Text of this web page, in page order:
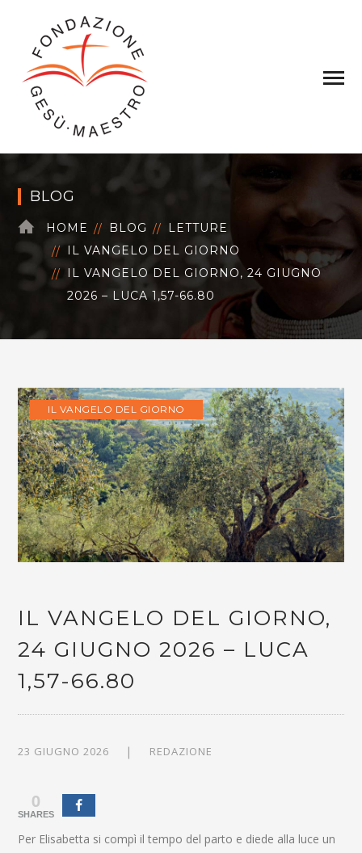
BLOG
HOME BLOG
LETTURE
IL VANGELO DEL GIORNO
IL VANGELO DEL GIORNO, 24 GIUGNO
2026 – LUCA 1,57-66.80
IL VANGELO DEL GIORNO
IL VANGELO DEL GIORNO,
24 GIUGNO 2026 – LUCA
1,57-66.80
23 GIUGNO 2026 REDAZIONE
0
SHARES
Per Elisabetta si compì il tempo del parto e diede alla luce un